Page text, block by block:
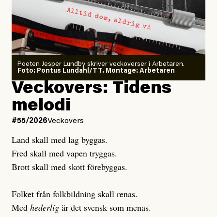
#54/2026Debatt
Sensationalism när ETC
granskar vänstern
Publicerad6 August, 2026
Uppdaterad7 August, 2026
minska
Joel Kellgren
Publicerad3 August, 2026
Uppdaterad3 August, 2026
Poeten Jesper Lundby skriver veckoverser i Arbetaren.
Foto: Pontus Lundahl/TT. Montage: Arbetaren
Veckovers: Tidens
melodi
#55/2026Veckovers
Land skall med lag byggas.
Fred skall med vapen tryggas.
Brott skall med skott förebyggas.
Folket från folkbildning skall renas.
Med hederlig är det svensk som menas.